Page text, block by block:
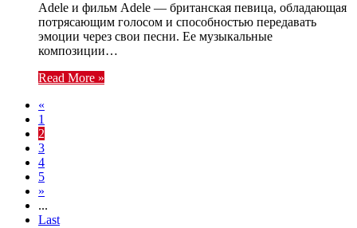
Adele и фильм Adele — британская певица, обладающая
потрясающим голосом и способностью передавать
эмоции через свои песни. Ее музыкальные
композиции…
Read More »
«
1
2
3
4
5
»
...
Last